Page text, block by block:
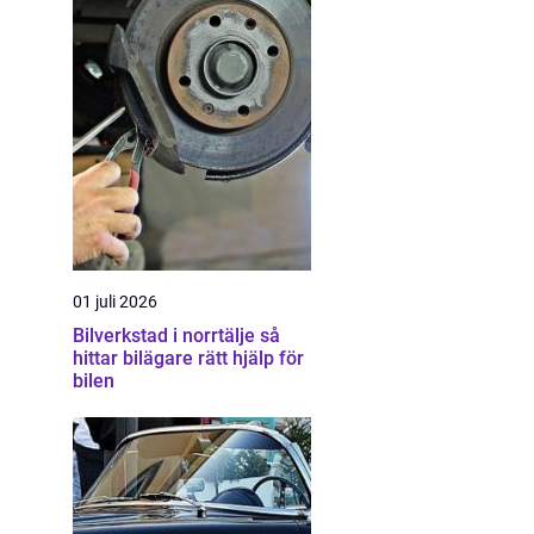
01 juli 2026
Bilverkstad i norrtälje så
hittar bilägare rätt hjälp för
bilen